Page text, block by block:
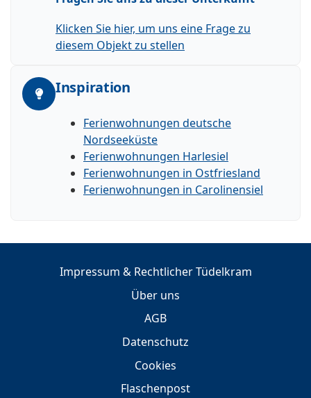
Klicken Sie hier, um uns eine Frage zu
diesem Objekt zu stellen
Inspiration
Ferienwohnungen deutsche
Nordseeküste
Ferienwohnungen Harlesiel
Ferienwohnungen in Ostfriesland
Ferienwohnungen in Carolinensiel
Impressum & Rechtlicher Tüdelkram
Über uns
AGB
Datenschutz
Cookies
Flaschenpost